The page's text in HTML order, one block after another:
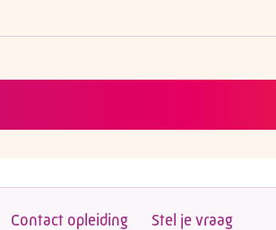
Contact opleiding Stel je vraag